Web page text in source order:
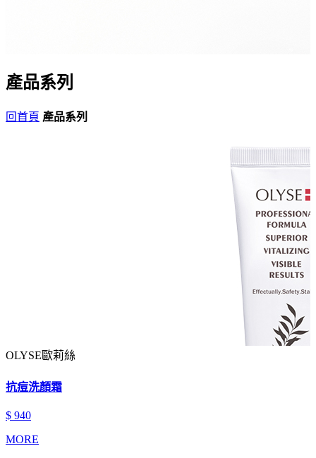
產品系列
回首頁 產品系列
OLYSE歐莉絲
抗痘洗顏霜
$ 940
MORE